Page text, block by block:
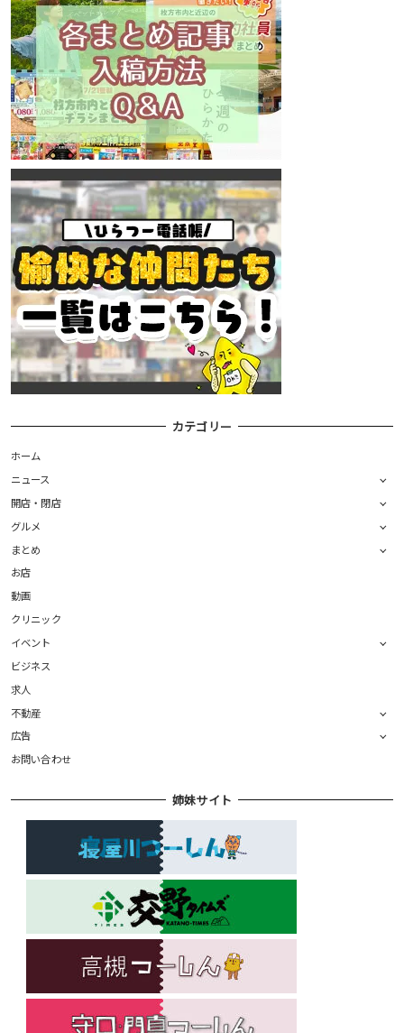
カテゴリー
ホーム
ニュース
開店・閉店
グルメ
まとめ
お店
動画
クリニック
イベント
ビジネス
求人
不動産
広告
お問い合わせ
姉妹サイト